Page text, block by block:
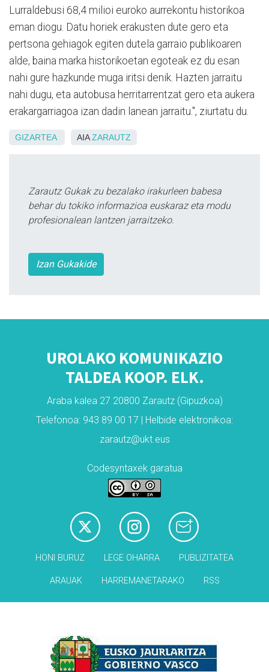
Lurraldebusi 68,4 milioi euroko aurrekontu historikoa
eman diogu. Datu horiek erakusten dute gero eta
pertsona gehiagok egiten dutela garraio publikoaren
alde, baina marka historikoetan egoteak ez du esan
nahi gure hazkunde muga iritsi denik. Hazten jarraitu
nahi dugu, eta autobusa herritarrentzat gero eta aukera
erakargarriagoa izan dadin lanean jarraitu.", ziurtatu du.
GIZARTEA AIAZARAUTZ
Zarautz Gukak zu bezalako irakurleen babesa
behar du tokiko informazioa euskaraz eta modu
profesionalean lantzen jarraitzeko.
Izan Gukakide
UROLAKO KOMUNIKAZIO
TALDEA KOOP. ELK.
Araba kalea 27 20800 Zarautz (Gipuzkoa)
Telefonoa: 943 89 00 17 | Helbide elektronikoa:
zarautz@ukt.eus
Codesyntaxek garatua
HONI BURUZ LEGE OHARRA PUBLIZITATEA
ARAUAK HARREMANETARAKO RSS